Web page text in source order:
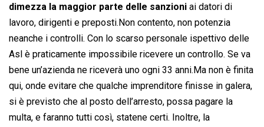
dimezza la maggior parte delle sanzioni ai datori di
lavoro, dirigenti e preposti.Non contento, non potenzia
neanche i controlli. Con lo scarso personale ispettivo delle
Asl è praticamente impossibile ricevere un controllo. Se va
bene un’azienda ne riceverà uno ogni 33 anni.Ma non è finita
qui, onde evitare che qualche imprenditore finisse in galera,
si è previsto che al posto dell’arresto, possa pagare la
multa, e faranno tutti così, statene certi. Inoltre, la